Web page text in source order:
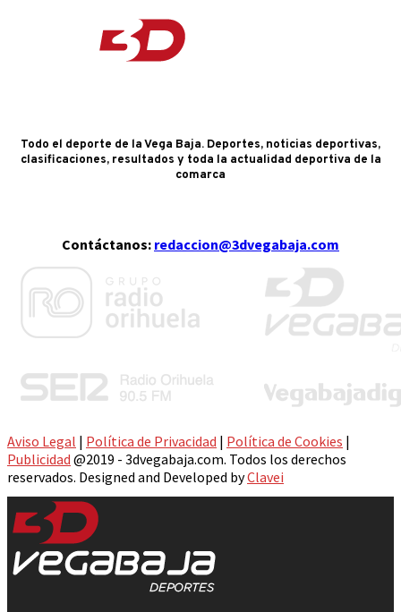
Todo el deporte de la Vega Baja. Deportes, noticias deportivas,
clasificaciones, resultados y toda la actualidad deportiva de la
comarca
Contáctanos: redaccion@3dvegabaja.com
Aviso Legal | Política de Privacidad | Política de Cookies |
Publicidad @2019 - 3dvegabaja.com. Todos los derechos
reservados. Designed and Developed byClavei